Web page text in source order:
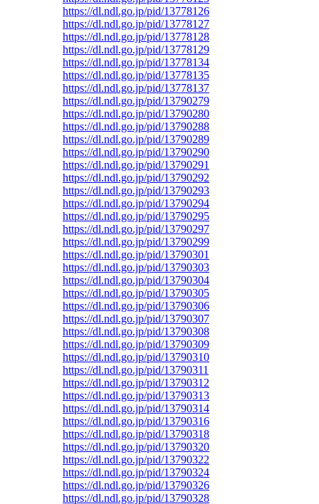
https://dl.ndl.go.jp/pid/13778126
https://dl.ndl.go.jp/pid/13778127
https://dl.ndl.go.jp/pid/13778128
https://dl.ndl.go.jp/pid/13778129
https://dl.ndl.go.jp/pid/13778134
https://dl.ndl.go.jp/pid/13778135
https://dl.ndl.go.jp/pid/13778137
https://dl.ndl.go.jp/pid/13790279
https://dl.ndl.go.jp/pid/13790280
https://dl.ndl.go.jp/pid/13790288
https://dl.ndl.go.jp/pid/13790289
https://dl.ndl.go.jp/pid/13790290
https://dl.ndl.go.jp/pid/13790291
https://dl.ndl.go.jp/pid/13790292
https://dl.ndl.go.jp/pid/13790293
https://dl.ndl.go.jp/pid/13790294
https://dl.ndl.go.jp/pid/13790295
https://dl.ndl.go.jp/pid/13790297
https://dl.ndl.go.jp/pid/13790299
https://dl.ndl.go.jp/pid/13790301
https://dl.ndl.go.jp/pid/13790303
https://dl.ndl.go.jp/pid/13790304
https://dl.ndl.go.jp/pid/13790305
https://dl.ndl.go.jp/pid/13790306
https://dl.ndl.go.jp/pid/13790307
https://dl.ndl.go.jp/pid/13790308
https://dl.ndl.go.jp/pid/13790309
https://dl.ndl.go.jp/pid/13790310
https://dl.ndl.go.jp/pid/13790311
https://dl.ndl.go.jp/pid/13790312
https://dl.ndl.go.jp/pid/13790313
https://dl.ndl.go.jp/pid/13790314
https://dl.ndl.go.jp/pid/13790316
https://dl.ndl.go.jp/pid/13790318
https://dl.ndl.go.jp/pid/13790320
https://dl.ndl.go.jp/pid/13790322
https://dl.ndl.go.jp/pid/13790324
https://dl.ndl.go.jp/pid/13790326
https://dl.ndl.go.jp/pid/13790328